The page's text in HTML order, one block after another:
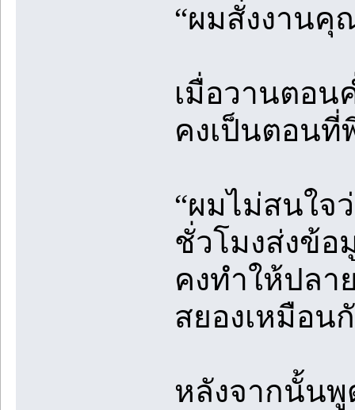
“ผมสั่งงานคุ
เมื่อวานตอน
คงเป็นตอนที่
“ผมไม่สนใจ
ชั่วโมงส่งข้อ
คงทำให้ปลา
สยองเหมือน
หลังจากนั้น